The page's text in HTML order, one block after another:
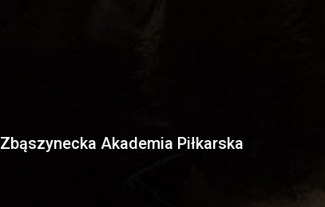
Zbąszynecka Akademia Piłkarska